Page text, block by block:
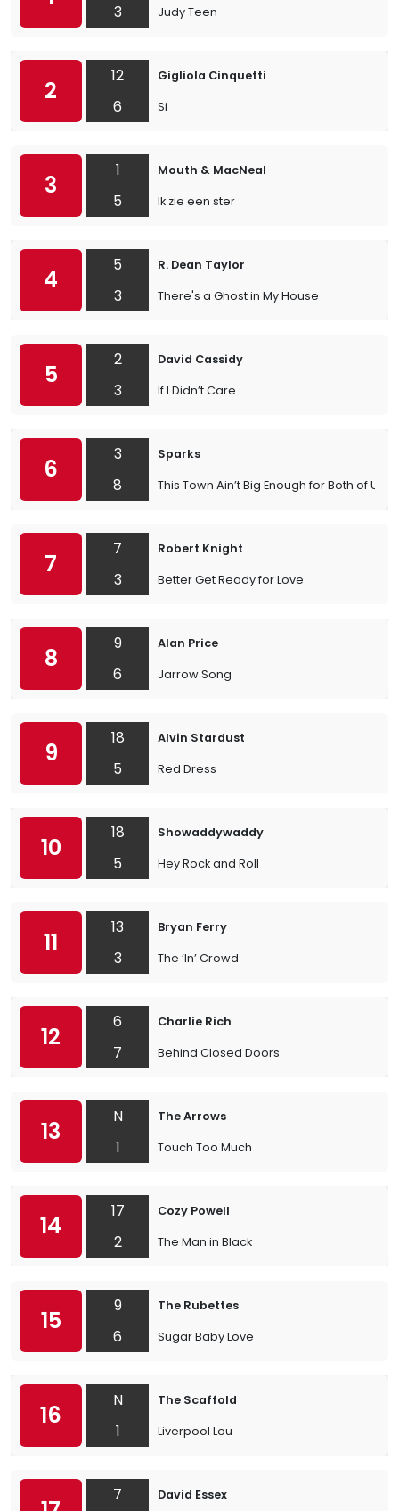
3 Judy Teen
2
12
6
Gigliola Cinquetti
Si
3
1
5
Mouth & MacNeal
Ik zie een ster
4
5
3
R. Dean Taylor
There's a Ghost in My House
5
2
3
David Cassidy
If I Didn’t Care
6
3
8
Sparks
This Town Ain’t Big Enough for Both of Us
7
7
3
Robert Knight
Better Get Ready for Love
8
9
6
Alan Price
Jarrow Song
9
18
5
Alvin Stardust
Red Dress
10
18
5
Showaddywaddy
Hey Rock and Roll
11
13
3
Bryan Ferry
The ‘In’ Crowd
12
6
7
Charlie Rich
Behind Closed Doors
13
N
1
The Arrows
Touch Too Much
14
17
2
Cozy Powell
The Man in Black
15
9
6
The Rubettes
Sugar Baby Love
16
N
1
The Scaffold
Liverpool Lou
7
David Essex